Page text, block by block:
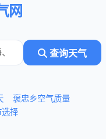
网
查询天气
褒忠乡空气质量
择